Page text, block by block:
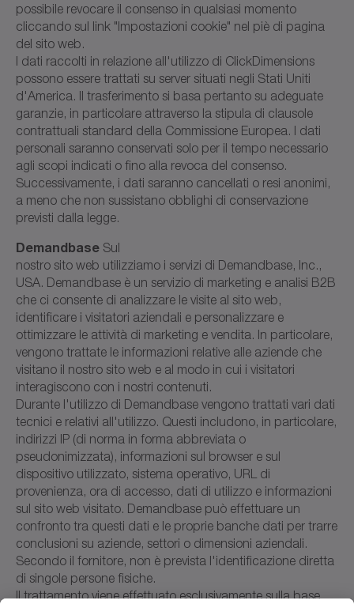
possibile revocare il consenso in qualsiasi momento
cliccando sul link "Impostazioni cookie" nel piè di pagina
del sito web.
I dati raccolti in relazione all'utilizzo di ClickDimensions
possono essere trattati su server situati negli Stati Uniti
d'America. Il trasferimento si basa pertanto su adeguate
garanzie, in particolare attraverso la stipula di clausole
contrattuali standard della Commissione Europea. I dati
personali saranno conservati solo per il tempo necessario
agli scopi indicati o fino alla revoca del consenso.
Successivamente, i dati saranno cancellati o resi anonimi,
a meno che non sussistano obblighi di conservazione
previsti dalla legge.
Demandbase Sul
nostro sito web utilizziamo i servizi di Demandbase, Inc.,
USA. Demandbase è un servizio di marketing e analisi B2B
che ci consente di analizzare le visite al sito web,
identificare i visitatori aziendali e personalizzare e
ottimizzare le attività di marketing e vendita. In particolare,
vengono trattate le informazioni relative alle aziende che
visitano il nostro sito web e al modo in cui i visitatori
interagiscono con i nostri contenuti.
Durante l'utilizzo di Demandbase vengono trattati vari dati
tecnici e relativi all'utilizzo. Questi includono, in particolare,
indirizzi IP (di norma in forma abbreviata o
pseudonimizzata), informazioni sul browser e sul
dispositivo utilizzato, sistema operativo, URL di
provenienza, ora di accesso, dati di utilizzo e informazioni
sul sito web visitato. Demandbase può effettuare un
confronto tra questi dati e le proprie banche dati per trarre
conclusioni su aziende, settori o dimensioni aziendali.
Secondo il fornitore, non è prevista l'identificazione diretta
di singole persone fisiche.
Il trattamento viene effettuato esclusivamente sulla base